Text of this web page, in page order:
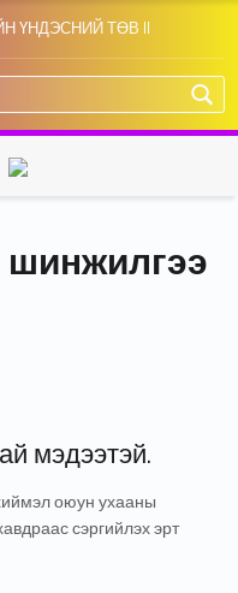
ҮНДЭСНИЙ ТӨВ II
шинжилгээ
мэдээтэй.
оюун ухааны
сэргийлэх эрт